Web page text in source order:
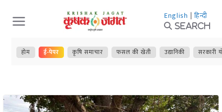
Skip
to
content
English | हिन्दी
Search
होम ई-पेपर कृषि समाचार फसल की खेती उद्यानिकी सरकारी